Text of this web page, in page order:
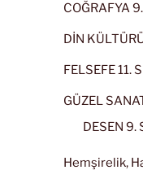
COĞRAFYA
DİN
FELSEFE 11.
GÜZEL
DESEN 9.
Hemşirelik,